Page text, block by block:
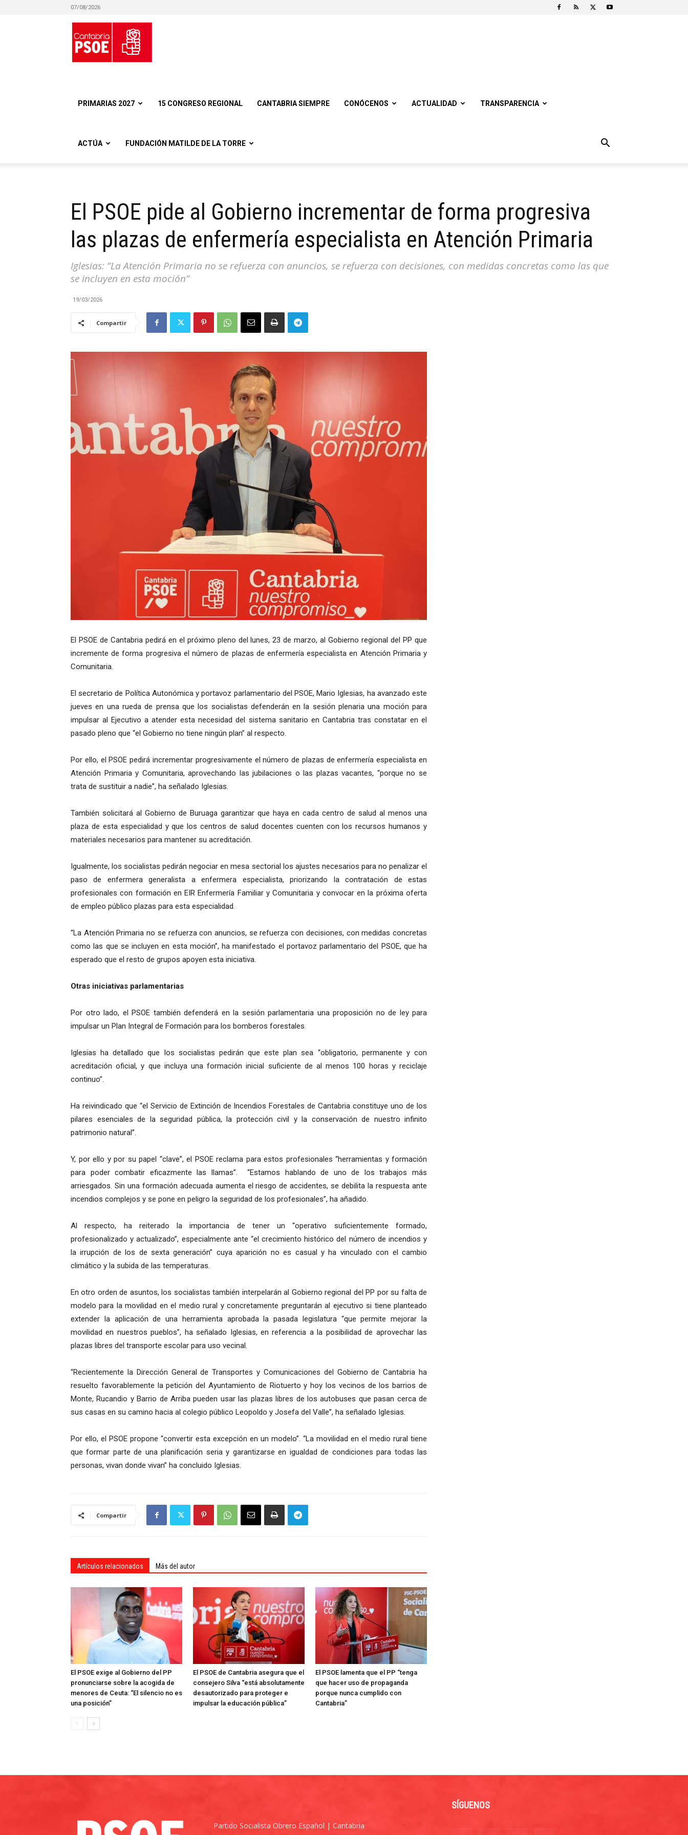
07/08/2026
Español
Cantabria
PRIMARIAS 2027 15 CONGRESO REGIONAL CANTABRIA SIEMPRE CONÓCENOS ACTUALIDAD TRANSPARENCIA
ACTÚA FUNDACIÓN MATILDE DE LA TORRE
El PSOE pide al Gobierno incrementar de forma progresiva
las plazas de enfermería especialista en Atención Primaria
Iglesias: “La Atención Primaria no se refuerza con anuncios, se refuerza con decisiones, con medidas concretas como las que
se incluyen en esta moción”
19/03/2026
Compartir
El PSOE de Cantabria pedirá en el próximo pleno del lunes, 23 de marzo, al Gobierno regional del PP que
incremente de forma progresiva el número de plazas de enfermería especialista en Atención Primaria y
Comunitaria.
El secretario de Política Autonómica y portavoz parlamentario del PSOE, Mario Iglesias, ha avanzado este
jueves en una rueda de prensa que los socialistas defenderán en la sesión plenaria una moción para
impulsar al Ejecutivo a atender esta necesidad del sistema sanitario en Cantabria tras constatar en el
pasado pleno que “el Gobierno no tiene ningún plan” al respecto.
Por ello, el PSOE pedirá incrementar progresivamente el número de plazas de enfermería especialista en
Atención Primaria y Comunitaria, aprovechando las jubilaciones o las plazas vacantes, “porque no se
trata de sustituir a nadie”, ha señalado Iglesias.
También solicitará al Gobierno de Buruaga garantizar que haya en cada centro de salud al menos una
plaza de esta especialidad y que los centros de salud docentes cuenten con los recursos humanos y
materiales necesarios para mantener su acreditación.
Igualmente, los socialistas pedirán negociar en mesa sectorial los ajustes necesarios para no penalizar el
paso de enfermera generalista a enfermera especialista, priorizando la contratación de estas
profesionales con formación en EIR Enfermería Familiar y Comunitaria y convocar en la próxima oferta
de empleo público plazas para esta especialidad.
“La Atención Primaria no se refuerza con anuncios, se refuerza con decisiones, con medidas concretas
como las que se incluyen en esta moción”, ha manifestado el portavoz parlamentario del PSOE, que ha
esperado que el resto de grupos apoyen esta iniciativa.
Otras iniciativas parlamentarias
Por otro lado, el PSOE también defenderá en la sesión parlamentaria una proposición no de ley para
impulsar un Plan Integral de Formación para los bomberos forestales.
Iglesias ha detallado que los socialistas pedirán que este plan sea “obligatorio, permanente y con
acreditación oficial, y que incluya una formación inicial suficiente de al menos 100 horas y reciclaje
continuo”.
Ha reivindicado que “el Servicio de Extinción de Incendios Forestales de Cantabria constituye uno de los
pilares esenciales de la seguridad pública, la protección civil y la conservación de nuestro infinito
patrimonio natural”.
Y, por ello y por su papel “clave”, el PSOE reclama para estos profesionales “herramientas y formación
para poder combatir eficazmente las llamas”. “Estamos hablando de uno de los trabajos más
arriesgados. Sin una formación adecuada aumenta el riesgo de accidentes, se debilita la respuesta ante
incendios complejos y se pone en peligro la seguridad de los profesionales”, ha añadido.
Al respecto, ha reiterado la importancia de tener un “operativo suficientemente formado,
profesionalizado y actualizado”, especialmente ante “el crecimiento histórico del número de incendios y
la irrupción de los de sexta generación” cuya aparición no es casual y ha vinculado con el cambio
climático y la subida de las temperaturas.
En otro orden de asuntos, los socialistas también interpelarán al Gobierno regional del PP por su falta de
modelo para la movilidad en el medio rural y concretamente preguntarán al ejecutivo si tiene planteado
extender la aplicación de una herramienta aprobada la pasada legislatura “que permite mejorar la
movilidad en nuestros pueblos”, ha señalado Iglesias, en referencia a la posibilidad de aprovechar las
plazas libres del transporte escolar para uso vecinal.
“Recientemente la Dirección General de Transportes y Comunicaciones del Gobierno de Cantabria ha
resuelto favorablemente la petición del Ayuntamiento de Riotuerto y hoy los vecinos de los barrios de
Monte, Rucandio y Barrio de Arriba pueden usar las plazas libres de los autobuses que pasan cerca de
sus casas en su camino hacia al colegio público Leopoldo y Josefa del Valle”, ha señalado Iglesias.
Por ello, el PSOE propone “convertir esta excepción en un modelo”. “La movilidad en el medio rural tiene
que formar parte de una planificación seria y garantizarse en igualdad de condiciones para todas las
personas, vivan donde vivan” ha concluido Iglesias.
Compartir
Artículos relacionados Más del autor
El PSOE exige al Gobierno del PP
pronunciarse sobre la acogida de
menores de Ceuta: “El silencio no es
una posición”
El PSOE de Cantabria asegura que el
consejero Silva “está absolutamente
desautorizado para proteger e
impulsar la educación pública”
El PSOE lamenta que el PP “tenga
que hacer uso de propaganda
porque nunca cumplido con
Cantabria”
Partido Socialista Obrero Español | Cantabria
SÍGUENOS